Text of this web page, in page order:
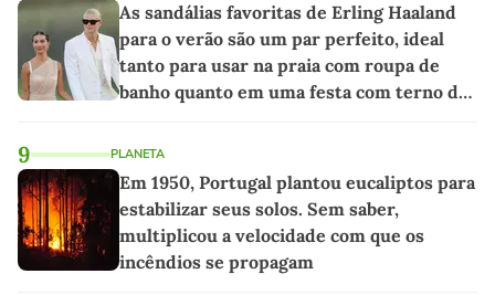
As sandálias favoritas de Erling Haaland
para o verão são um par perfeito, ideal
tanto para usar na praia com roupa de
banho quanto em uma festa com terno de
9 PLANETA
Em 1950, Portugal plantou eucaliptos para
estabilizar seus solos. Sem saber,
multiplicou a velocidade com que os
incêndios se propagam